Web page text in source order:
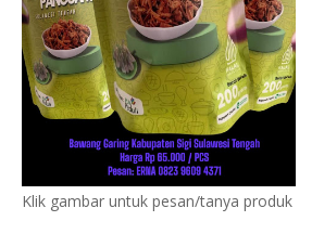
Klik gambar untuk pesan/tanya produk